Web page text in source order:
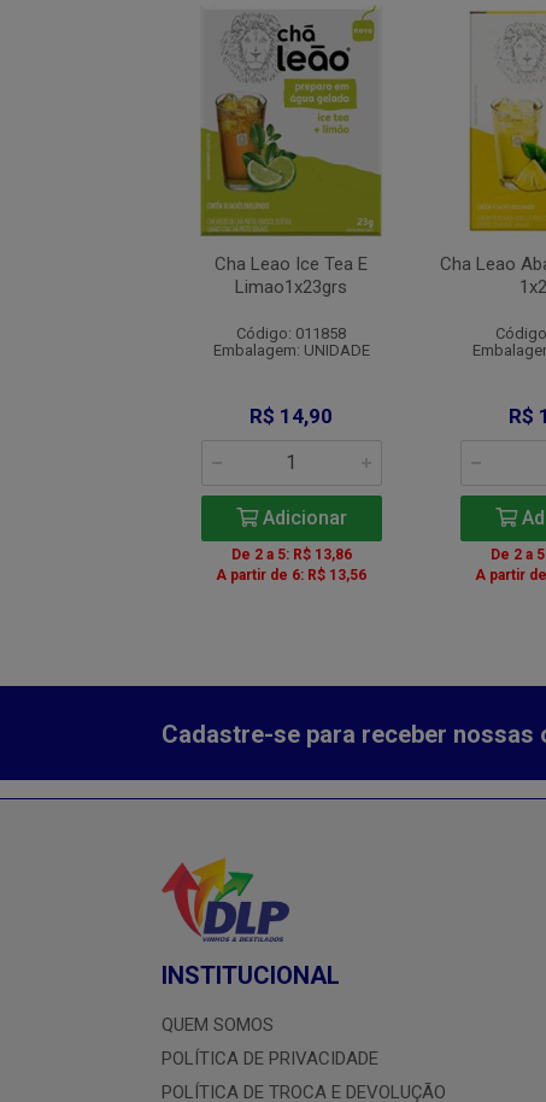
Cha Leao Ice Tea E
Limao1x23grs
Código: 011858
Embalagem: UNIDADE
R$ 14,90
Adicionar
De 2 a 5: R$ 13,86
A partir de 6: R$ 13,56
Cha Leao
R$
De 2 a
A partir
Cadastre-se para receber nossas
INSTITUCIONAL
QUEM SOMOS
POLÍTICA DE PRIVACIDADE
POLÍTICA DE TROCA E DEVOLUÇÃO